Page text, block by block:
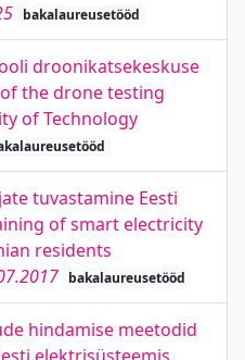
bakalaureusetööd
droonikatsekeskuse
the drone testing
of Technology
tuvastamine Eesti
of smart electricity
residents
bakalaureusetööd
hindamise meetodid